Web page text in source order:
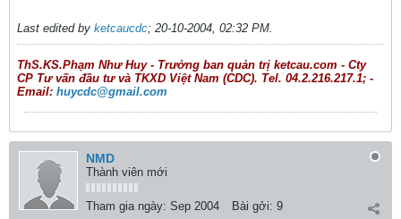
Last edited by ketcaucdc; 20-10-2004, 02:32 PM.
ThS.KS.Phạm Như Huy - Trưởng ban quản trị ketcau.com - Cty
CP Tư vấn đầu tư và TKXD Việt Nam (CDC). Tel. 04.2.216.217.1; -
Email: huycdc@gmail.com
NMD
Thành viên mới
Tham gia ngày: Sep 2004 Bài gởi: 9